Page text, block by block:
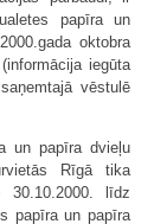
papīra un
oktobra
iegūta
vēstulē
un papīra dvieļu
Rīgā tika
30.10.2000. līdz
papīra un papīra